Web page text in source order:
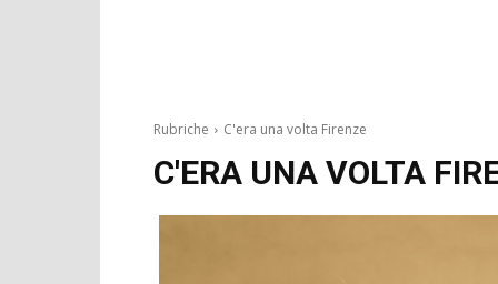
Rubriche C'era una volta Firenze
C'ERA UNA VOLTA